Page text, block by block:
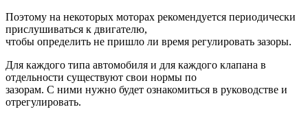
Поэтому на некоторых моторах рекомендуется периодически
прислушиваться к двигателю,
чтобы определить не пришло ли время регулировать зазоры.
Для каждого типа автомобиля и для каждого клапана в
отдельности существуют свои нормы по
зазорам. С ними нужно будет ознакомиться в руководстве и
отрегулировать.